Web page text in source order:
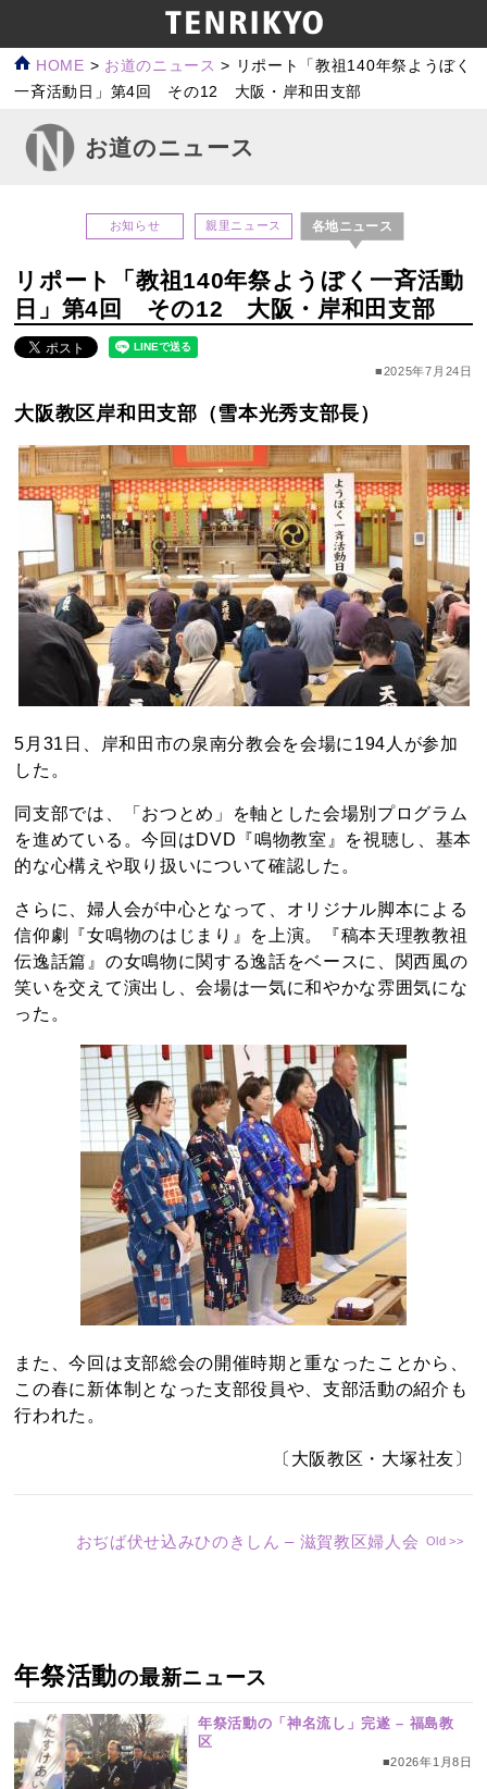
HOME > お道のニュース > リポート「教祖140年祭ようぼく
一斉活動日」第4回 その12 大阪・岸和田支部
お道のニュース
お知らせ 親里ニュース 各地ニュース
リポート「教祖140年祭ようぼく一斉活動
日」第4回 その12 大阪・岸和田支部
■2025年7月24日
大阪教区岸和田支部（雪本光秀支部長）
5月31日、岸和田市の泉南分教会を会場に194人が参加
した。
同支部では、「おつとめ」を軸とした会場別プログラム
を進めている。今回はDVD『鳴物教室』を視聴し、基本
的な心構えや取り扱いについて確認した。
さらに、婦人会が中心となって、オリジナル脚本による
信仰劇『女鳴物のはじまり』を上演。『稿本天理教教祖
伝逸話篇』の女鳴物に関する逸話をベースに、関西風の
笑いを交えて演出し、会場は一気に和やかな雰囲気にな
った。
また、今回は支部総会の開催時期と重なったことから、
この春に新体制となった支部役員や、支部活動の紹介も
行われた。
〔大阪教区・大塚社友〕
おぢば伏せ込みひのきしん – 滋賀教区婦人会
年祭活動の最新ニュース
年祭活動の「神名流し」完遂 – 福島教
区
■2026年1月8日